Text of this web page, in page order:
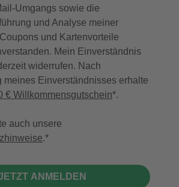
Umgangs sowie die
und Analyse meiner
und Kartenvorteile
Mein Einverständnis
widerrufen. Nach
meines Einverständnisses erhalte
€ Willkommensgutschein*.
auch unsere
.
ANMELDEN